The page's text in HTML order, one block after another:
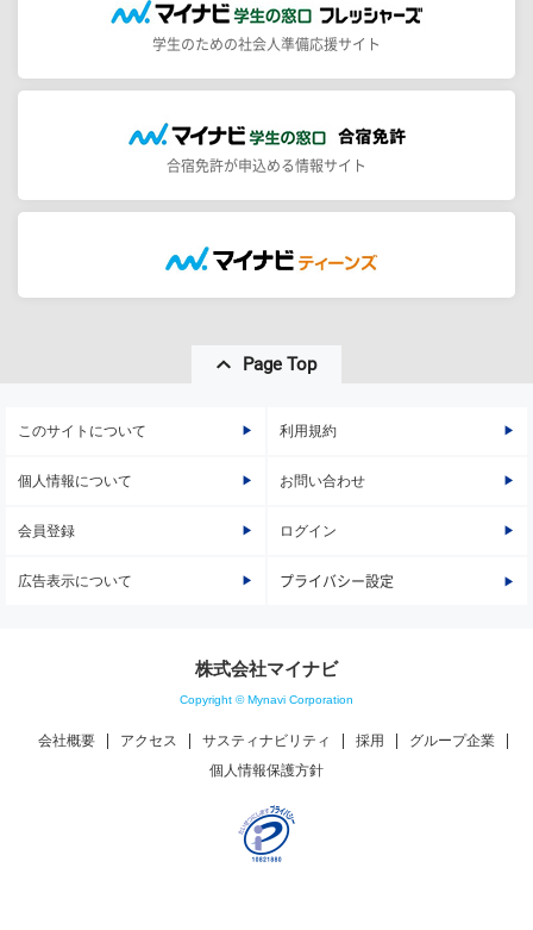
学生のための社会人準備応援サイト
合宿免許が申込める情報サイト
Page Top
このサイトについて 利用規約
個人情報について お問い合わせ
会員登録 ログイン
広告表示について プライバシー設定
株式会社マイナビ
Copyright © Mynavi Corporation
会社概要 アクセス サスティナビリティ 採用
グループ企業
個人情報保護方針